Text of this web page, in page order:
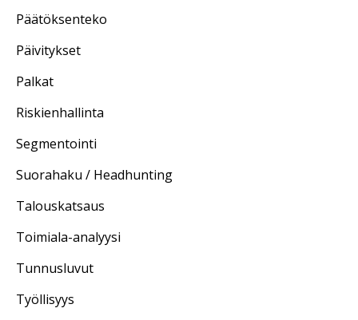
Päätöksenteko
Päivitykset
Palkat
Riskienhallinta
Segmentointi
Suorahaku / Headhunting
Talouskatsaus
Toimiala-analyysi
Tunnusluvut
Työllisyys